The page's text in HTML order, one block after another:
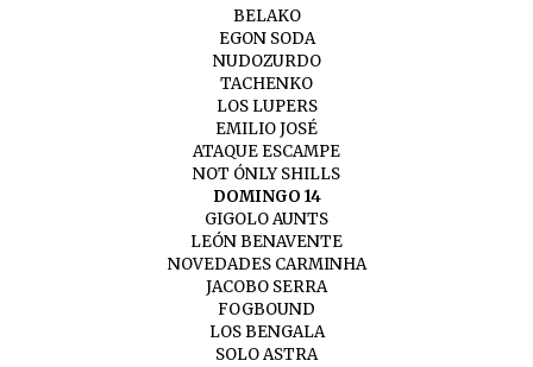
BELAKO
EGON SODA
NUDOZURDO
TACHENKO
LOS LUPERS
EMILIO JOSÉ
ATAQUE ESCAMPE
NOT ÓNLY SHILLS
DOMINGO 14
GIGOLO AUNTS
LEÓN BENAVENTE
NOVEDADES CARMINHA
JACOBO SERRA
FOGBOUND
LOS BENGALA
SOLO ASTRA